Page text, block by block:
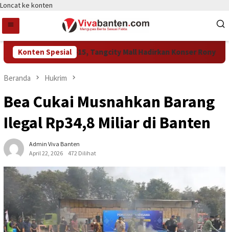
Loncat ke konten
Konten Spesial
HUT Ke-15, Tangcity Mall Hadirkan Konser Rony
Beranda Hukrim
Bea Cukai Musnahkan Barang
Ilegal Rp34,8 Miliar di Banten
Admin Viva Banten
April 22, 2026
472 Dilihat